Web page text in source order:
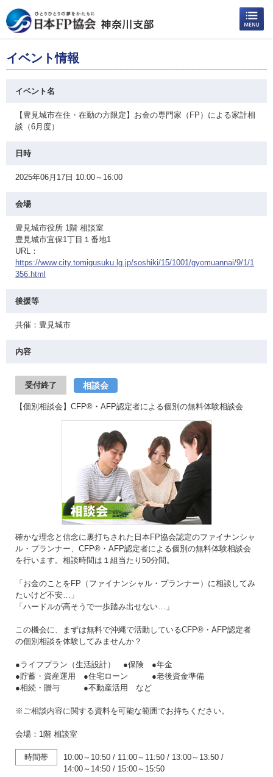
イベント情報
イベント名
【豊見城市在住・在勤の方限定】お金の専門家（FP）による家計相
談（6月度）
日時
2025年06月17日 10:00～16:00
会場
豊見城市役所 1階 相談室
豊見城市宜保1丁目１番地1
URL：
https://www.city.tomigusuku.lg.jp/soshiki/15/1001/gyomuannai/9/1/1
356.html
後援等
共催：豊見城市
内容
受付終了 相談会
【個別相談会】CFP®・AFP認定者による個別の無料体験相談会
確かな理念と信念に裏打ちされた日本FP協会認定のファイナンシャ
ル・プランナー、CFP®・AFP認定者による個別の無料体験相談会
を行います。相談時間は１組当たり50分間。
「お金のことをFP（ファイナンシャル・プランナー）に相談してみ
たいけど不安…」
「ハードルが高そうで一歩踏み出せない…」
この機会に、まずは無料で沖縄で活動しているCFP®・AFP認定者
の個別相談を体験してみませんか？
●ライフプラン（生活設計） ●保険 ●年金
●貯蓄・資産運用 ●住宅ローン ●老後資金準備
●相続・贈与 ●不動産活用 など
※ご相談内容に関する資料を可能な範囲でお持ちください。
会場：1階 相談室
時間帯 10:00～10:50 / 11:00～11:50 / 13:00～13:50 /
14:00～14:50 / 15:00～15:50